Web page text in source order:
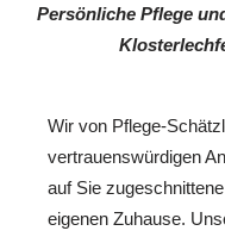
Persönliche Pflege
Wir von Pflege-
vertrauenswürdigen
auf Sie
eigenen Zuhause.